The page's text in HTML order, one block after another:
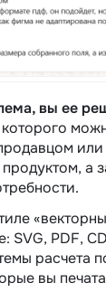
вы ее
или
а
SVG, PDF,
расчета
вы